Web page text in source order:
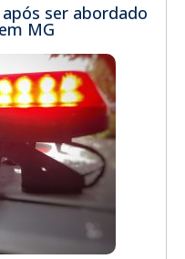
ser abordado
MG